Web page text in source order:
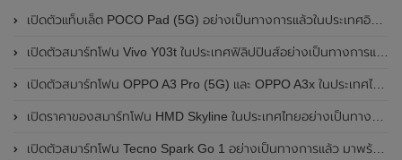
เปิดตัวแท็บเล็ต POCO Pad (5G) อย่างเป็นทางการแล้วในประเทศอินเดีย มาพร้อมชิปเซ็ต Snapdragon 7s Gen 2 ของ Qualcomm และรองรับเครือข่าย 5G
เปิดตัวสมาร์ทโฟน Vivo Y03t ในประเทศฟิลิปปินส์อย่างเป็นทางการแล้ว มาพร้อมชิปเซ็ต Unisoc T612 , กล้องหลัง ความละเอียด 13MP , แบตเตอรี่ 5,000mAh และหน้าจอแสดงผล LCD / 90Hz
เปิดตัวสมาร์ทโฟน OPPO A3 Pro (5G) และ OPPO A3x ในประเทศไทยอย่างเป็นทางการแล้ว ในราคาเริ่มต้นเพียง 3,999 บาท
เปิดราคาของสมาร์ทโฟน HMD Skyline ในประเทศไทยอย่างเป็นทางการแล้ว ราคา 14,990 บาท
เปิดตัวสมาร์ทโฟน Tecno Spark Go 1 อย่างเป็นทางการแล้ว มาพร้อมหน้าจอแสดงผล LCD / 120Hz , แบตเตอรี่ 5,000mAh และใช้ชิปเซ็ต Unisoc